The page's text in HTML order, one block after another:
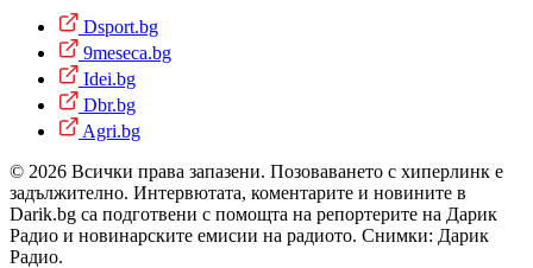
Dsport.bg
9meseca.bg
Idei.bg
Dbr.bg
Agri.bg
© 2026 Всички права запазени. Позоваването с хиперлинк е
задължително. Интервютата, коментарите и новините в
Darik.bg са подготвени с помощта на репортерите на Дарик
Радио и новинарските емисии на радиото. Снимки: Дарик
Радио.